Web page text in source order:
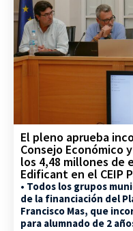
El pleno aprueba
Consejo Económico
los 4,48 millones de
Edificant en el CEIP
• Todos los grupos
de la financiación del
Francisco Mas, que
para alumnado de 2